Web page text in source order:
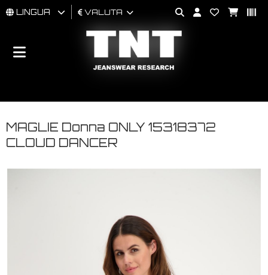
UOMO
BRAND
LINGUA VALUTA
MAGLIE Donna ONLY 15318372
CLOUD DANCER